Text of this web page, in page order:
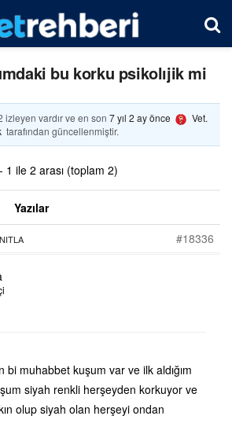
bu korku psikolıjik mi
izleyen vardır ve en son 7 yıl 2 ay önce
Vet.
tarafından güncellenmiştir.
1 ile 2 arası (toplam 2)
Yazılar
#18336
bi muhabbet kuşum var ve ilk aldığım
siyah renkli herşeyden korkuyor ve
olup siyah olan herşeyi ondan